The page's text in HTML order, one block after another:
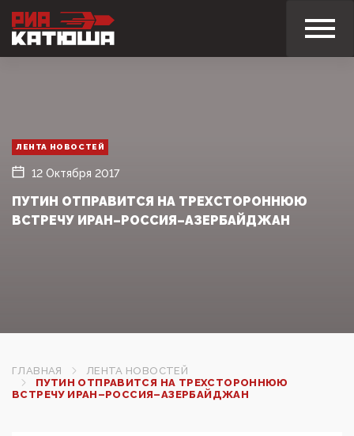
ЛЕНТА НОВОСТЕЙ
12 Октября 2017
ПУТИН ОТПРАВИТСЯ НА ТРЕХСТОРОННЮЮ
ВСТРЕЧУ ИРАН–РОССИЯ–АЗЕРБАЙДЖАН
ГЛАВНАЯ
ЛЕНТА НОВОСТЕЙ
ПУТИН ОТПРАВИТСЯ НА ТРЕХСТОРОННЮЮ
ВСТРЕЧУ ИРАН–РОССИЯ–АЗЕРБАЙДЖАН